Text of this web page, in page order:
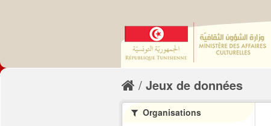
Jeux de données
Organisations